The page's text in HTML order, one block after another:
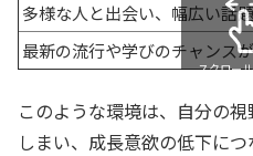
多様な人と出会い、幅広い話
最新の流行や学びのチャンス
スクロー
このような環境は、自分の
しまい、成長意欲の低下につ